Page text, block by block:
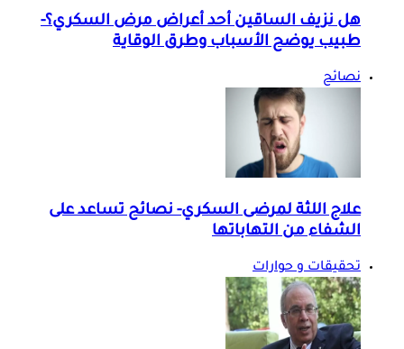
هل نزيف الساقين أحد أعراض مرض السكري؟-
طبيب يوضح الأسباب وطرق الوقاية
نصائح
علاج اللثة لمرضى السكري- نصائح تساعد على
الشفاء من التهاباتها
تحقيقات و حوارات